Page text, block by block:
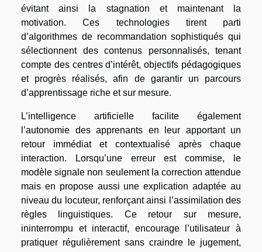
évitant ainsi la stagnation et maintenant la
motivation. Ces technologies tirent parti
d’algorithmes de recommandation sophistiqués qui
sélectionnent des contenus personnalisés, tenant
compte des centres d’intérêt, objectifs pédagogiques
et progrès réalisés, afin de garantir un parcours
d’apprentissage riche et sur mesure.
L’intelligence artificielle facilite également
l’autonomie des apprenants en leur apportant un
retour immédiat et contextualisé après chaque
interaction. Lorsqu’une erreur est commise, le
modèle signale non seulement la correction attendue
mais en propose aussi une explication adaptée au
niveau du locuteur, renforçant ainsi l’assimilation des
règles linguistiques. Ce retour sur mesure,
ininterrompu et interactif, encourage l’utilisateur à
pratiquer régulièrement sans craindre le jugement,